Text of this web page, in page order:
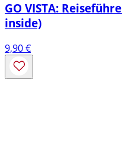
GO VISTA:
inside)
9,90€